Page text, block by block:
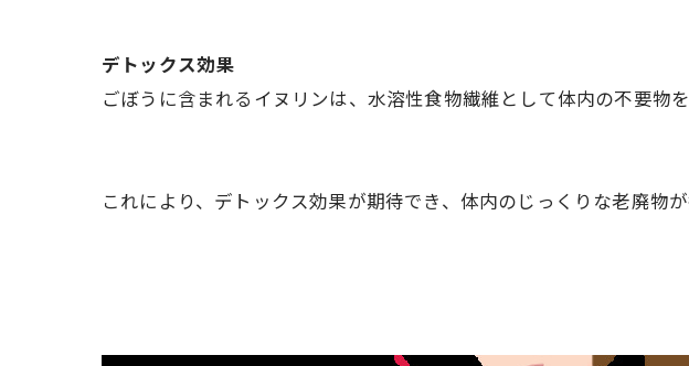
デトックス効果
ごぼうに含まれるイヌリンは、水溶性食物繊維として体内の不要物
これにより、デトックス効果が期待でき、体内のじっくりな老廃